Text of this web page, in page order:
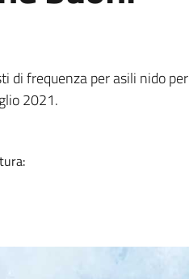
di frequenza per asili nido per
2021.